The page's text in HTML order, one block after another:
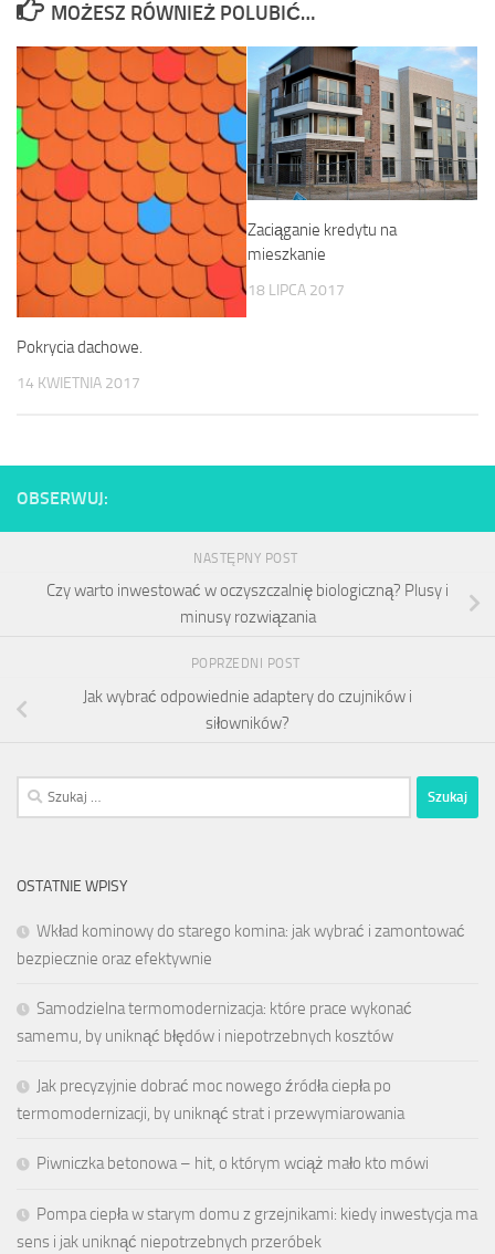
MOŻESZ RÓWNIEŻ POLUBIĆ…
Pokrycia dachowe.
14 KWIETNIA 2017
Zaciąganie kredytu na
mieszkanie
18 LIPCA 2017
OBSERWUJ:
NASTĘPNY POST
Czy warto inwestować w oczyszczalnię biologiczną? Plusy i
minusy rozwiązania
POPRZEDNI POST
Jak wybrać odpowiednie adaptery do czujników i
siłowników?
Szukaj:
OSTATNIE WPISY
Wkład kominowy do starego komina: jak wybrać i zamontować
bezpiecznie oraz efektywnie
Samodzielna termomodernizacja: które prace wykonać
samemu, by uniknąć błędów i niepotrzebnych kosztów
Jak precyzyjnie dobrać moc nowego źródła ciepła po
termomodernizacji, by uniknąć strat i przewymiarowania
Piwniczka betonowa – hit, o którym wciąż mało kto mówi
Pompa ciepła w starym domu z grzejnikami: kiedy inwestycja ma
sens i jak uniknąć niepotrzebnych przeróbek